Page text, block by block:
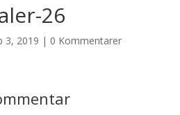
26
3, 2019 | 0 Kommentarer